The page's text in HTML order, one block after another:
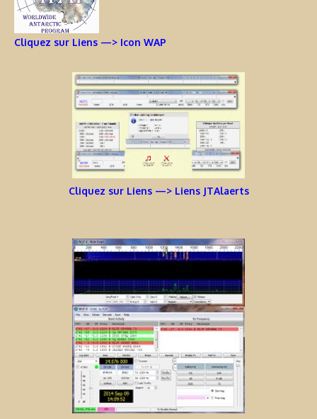
Cliquez sur Liens —> Icon WAP
Cliquez sur Liens —> Liens JTAlaerts